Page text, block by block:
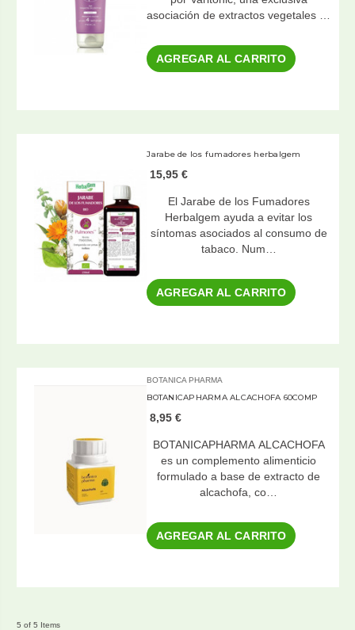
asociación de extractos vegetales …
AGREGAR AL CARRITO
Jarabe de los fumadores herbalgem
15,95 €
El Jarabe de los Fumadores
Herbalgem ayuda a evitar los
síntomas asociados al consumo de
tabaco. Num…
AGREGAR AL CARRITO
BOTANICA PHARMA
BOTANICAPHARMA ALCACHOFA 60COMP
8,95 €
BOTANICAPHARMA ALCACHOFA
es un complemento alimenticio
formulado a base de extracto de
alcachofa, co…
AGREGAR AL CARRITO
5 of 5 Items